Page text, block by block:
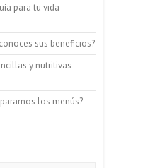
para tu vida
sus beneficios?
y nutritivas
los menús?